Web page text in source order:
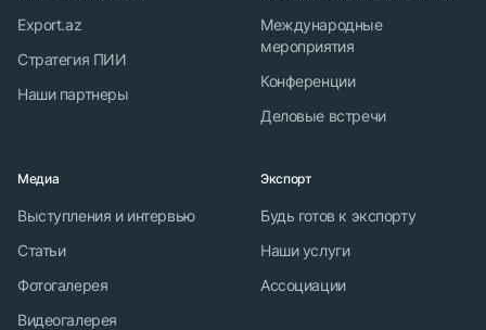
Export.az
Стратегия ПИИ
Наши партнеры
Международные
мероприятия
Конференции
Деловые встречи
Медиа
Выступления и интервью
Статьи
Фотогалерея
Видеогалерея
Экспорт
Будь готов к экспорту
Наши услуги
Ассоциации